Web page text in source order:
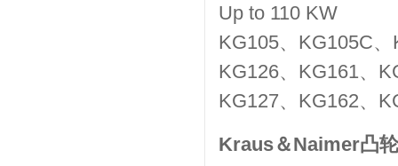
Up to 110 KW
KG105、KG105C
KG126、KG161、
KG127、KG162、
Kraus＆Naimer凸